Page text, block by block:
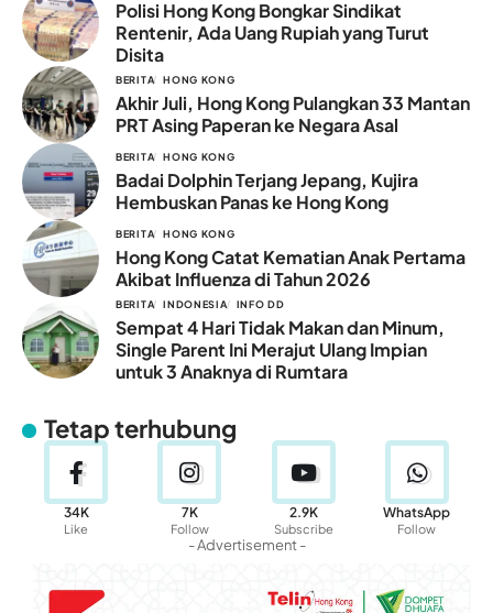
Polisi Hong Kong Bongkar Sindikat
Rentenir, Ada Uang Rupiah yang Turut
Disita
BERITA HONG KONG
Akhir Juli, Hong Kong Pulangkan 33 Mantan
PRT Asing Paperan ke Negara Asal
BERITA HONG KONG
Badai Dolphin Terjang Jepang, Kujira
Hembuskan Panas ke Hong Kong
BERITA HONG KONG
Hong Kong Catat Kematian Anak Pertama
Akibat Influenza di Tahun 2026
BERITA INDONESIA INFO DD
Sempat 4 Hari Tidak Makan dan Minum,
Single Parent Ini Merajut Ulang Impian
untuk 3 Anaknya di Rumtara
Tetap terhubung
34K
Like
7K
Follow
2.9K
Subscribe
WhatsApp
Follow
- Advertisement -